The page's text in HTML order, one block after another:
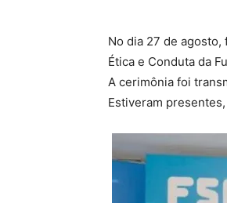
No dia 27 de
Ética e Conduta da
A cerimônia foi
Estiveram